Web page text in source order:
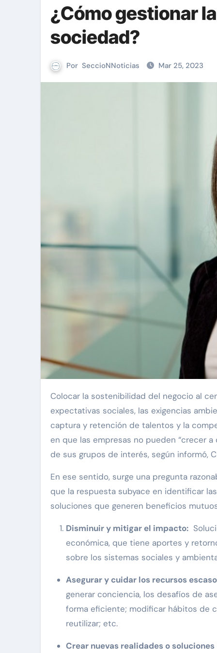
¿Cómo gestionar
sociedad?
Por SeccioNNoticias Mar 25, 2023
Colocar la sostenibilidad del negocio al centro de la estrategia hoy es imperativo. El aumento de las
expectativas sociales, las exigencias
captura y retención de talentos y la
en que las empresas no pueden “crecer
de sus grupos de interés, según informó,
En ese sentido, surge una pregunta
que la respuesta subyace en identificar
soluciones que generen beneficios
Disminuir y mitigar el impacto:
económica, que tiene aportes y
sobre los sistemas sociales y
Asegurar y cuidar los recursos
generar conciencia, los desafíos de
forma eficiente; modificar hábitos de
reutilizar; etc.
Crear nuevas realidades o